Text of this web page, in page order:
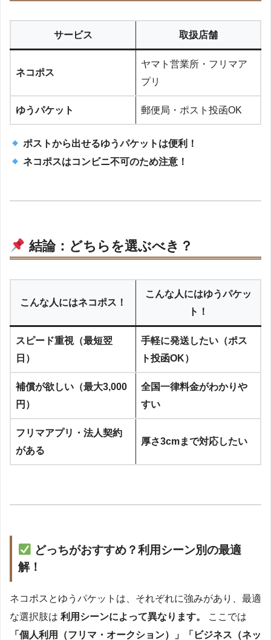
サービス 取扱店舗
ネコポス
ヤマト営業所・フリマア
プリ
ゆうパケット 郵便局・ポスト投函OK
ポストから出せるゆうパケットは便利！
ネコポスはコンビニ不可のため注意！
結論：どちらを選ぶべき？
こんな人にはネコポス！
こんな人にはゆうパケッ
ト！
スピード重視（最短翌
日）
手軽に発送したい（ポス
ト投函OK）
補償が欲しい（最大3,000
円）
全国一律料金がわかりや
すい
フリマアプリ・法人契約
がある
厚さ3cmまで対応したい
どっちがおすすめ？利用シーン別の最適
解！
ネコポスとゆうパケットは、それぞれに強みがあり、最適
な選択肢は 利用シーンによって異なります。
ここでは
「個人利用（フリマ・オークション）」「ビジネス（ネッ